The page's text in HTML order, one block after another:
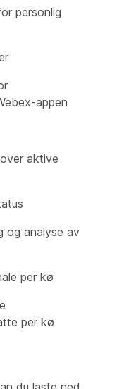
personlig
appen
aktive
og analyse av
per kø
per kø